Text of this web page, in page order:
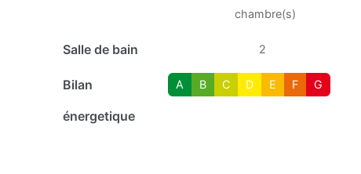
chambre(s)
Salle de bain 2
Bilan
énergetique
A B C D E F G